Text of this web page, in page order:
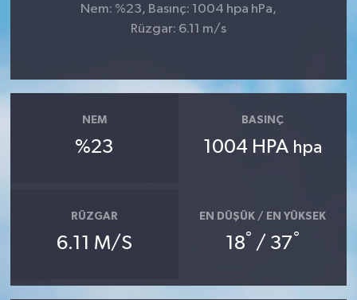
Nem: %23, Basınç: 1004 hpa hPa,
Rüzgar: 6.11 m/s
NEM
%23
BASINÇ
1004 HPA hpa
RÜZGAR
6.11 M/S
EN DÜŞÜK / EN YÜKSEK
18° / 37°